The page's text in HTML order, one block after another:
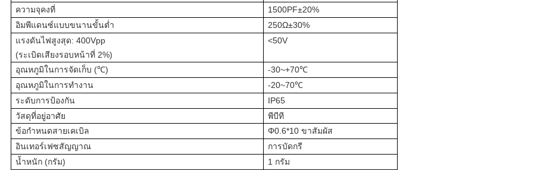
ความจุคงที่
1500PF±20%
อิมพีแดนซ์แบบขนานขั้นต่ำ
250Ω±30%
แรงดันไฟสูงสุด: 400Vpp
(ระเบิดเสียงรอบหน้าที่ 2%)
<50V
อุณหภูมิในการจัดเก็บ (℃)
-30~+70℃
อุณหภูมิในการทำงาน
-20~70℃
ระดับการป้องกัน
IP65
วัสดุที่อยู่อาศัย
พีบีที
ข้อกำหนดสายเคเบิล
Φ0.6*10 ขาสัมผัส
อินเทอร์เฟซสัญญาณ
การบัดกรี
น้ำหนัก (กรัม)
1 กรัม